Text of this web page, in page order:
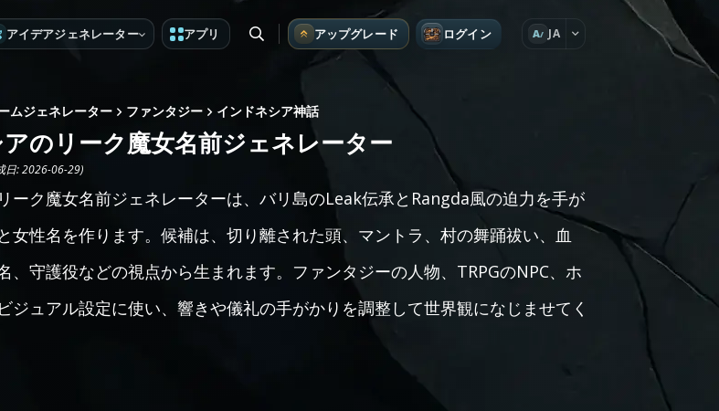
アイデアジェネレーター アプリ アップグレード ログイン A JA
ムジェネレーター ファンタジー インドネシア神話
のリーク魔女名前ジェネレーター
日: 2026-06-29)
ーク魔女名前ジェネレーターは、バリ島のLeak伝承とRangda風の迫力を手が
女性名を作ります。候補は、切り離された頭、マントラ、村の舞踊祓い、血
、守護役などの視点から生まれます。ファンタジーの人物、TRPGのNPC、ホ
ジュアル設定に使い、響きや儀礼の手がかりを調整して世界観になじませてく